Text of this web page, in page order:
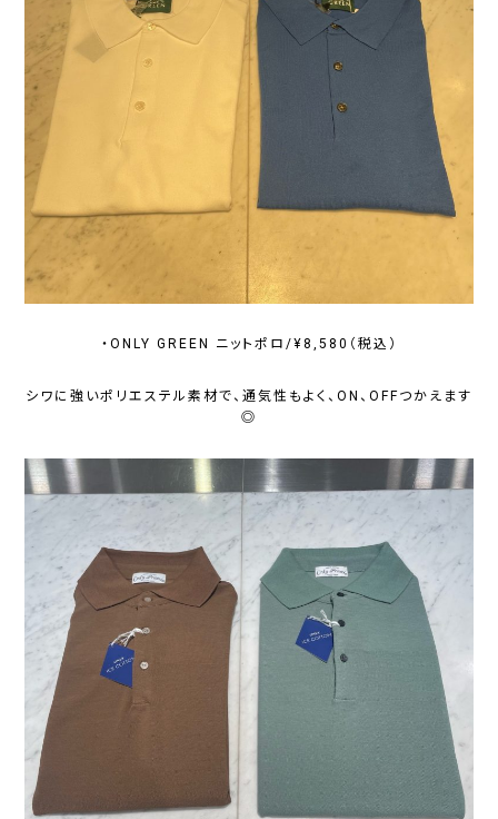
・ONLY GREEN ニットポロ/¥8,580（税込）
シワに強いポリエステル素材で、通気性もよく、ON、OFFつかえます
◎